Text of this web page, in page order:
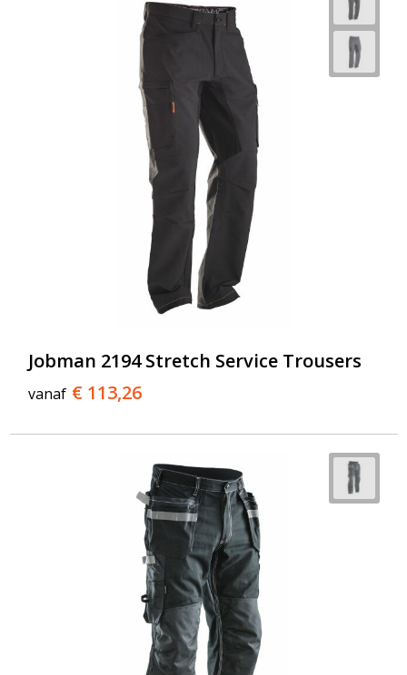
Jobman 2194 Stretch Service Trousers
vanaf € 113,26